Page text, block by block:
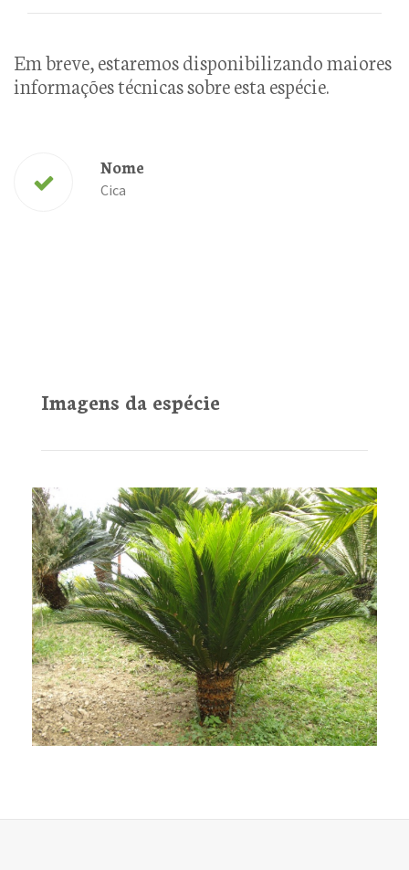
Em breve, estaremos disponibilizando maiores
informações técnicas sobre esta espécie.
Nome
Cica
Imagens da espécie